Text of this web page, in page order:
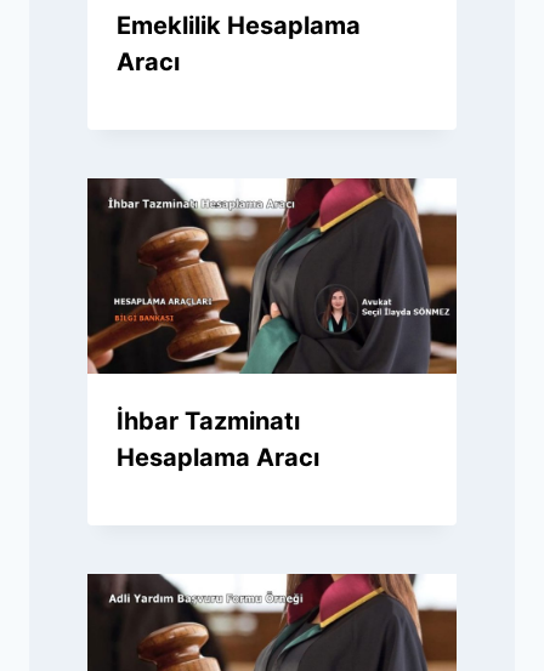
Emeklilik Hesaplama
Aracı
İhbar Tazminatı
Hesaplama Aracı